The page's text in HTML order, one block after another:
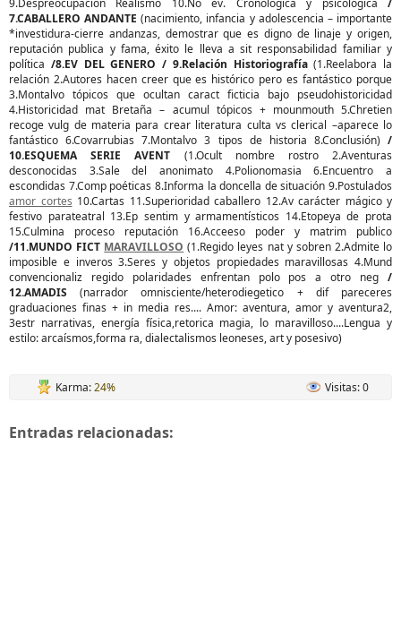
9.Despreocupación Realismo 10.No ev. Cronológica y psicológica /
7.CABALLERO ANDANTE(nacimiento, infancia y adolescencia – importante
*investidura-cierre andanzas, demostrar que es digno de linaje y origen,
reputación publica y fama, éxito le lleva a sit responsabilidad familiar y
política /8.EV DEL GENERO / 9.Relación Historiografía(1.Reelabora la
relación 2.Autores hacen creer que es histórico pero es fantástico porque
3.Montalvo tópicos que ocultan caract ficticia bajo pseudohistoricidad
4.Historicidad mat Bretaña – acumul tópicos + mounmouth 5.Chretien
recoge vulg de materia para crear literatura culta vs clerical –aparece lo
fantástico 6.Covarrubias 7.Montalvo 3 tipos de historia 8.Conclusión) /
10.ESQUEMA SERIE AVENT (1.Ocult nombre rostro 2.Aventuras
desconocidas 3.Sale del anonimato 4.Polionomasia 6.Encuentro a
escondidas 7.Comp poéticas 8.Informa la doncella de situación 9.Postulados
amor cortes 10.Cartas 11.Superioridad caballero 12.Av carácter mágico y
festivo parateatral 13.Ep sentim y armamentísticos 14.Etopeya de prota
15.Culmina proceso reputación 16.Acceeso poder y matrim publico
/11.MUNDO FICT MARAVILLOSO (1.Regido leyes nat y sobren 2.Admite lo
imposible e inveros 3.Seres y objetos propiedades maravillosas 4.Mund
convencionaliz regido polaridades enfrentan polo pos a otro neg /
12.AMADIS(narrador omnisciente/heterodiegetico + dif pareceres
graduaciones finas + in media res.... Amor: aventura, amor y aventura2,
3estr narrativas, energía física,retorica magia, lo maravilloso....Lengua y
estilo: arcaísmos,forma ra, dialectalismos leoneses, art y posesivo)
Karma:24% Visitas: 0
Entradas relacionadas: